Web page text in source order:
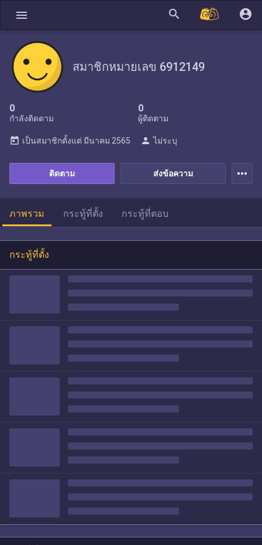
menu search account_circle
สมาชิกหมายเลข 6912149
0
กำลังติดตาม
0
ผู้ติดตาม
ส่งข้อความ
ติดตาม
today เป็นสมาชิกตั้งแต่ มีนาคม 2565 person ไม่ระบุ
more_horiz
ภาพรวม กระทู้ที่ตั้ง กระทู้ที่ตอบ
กระทู้ที่ตั้ง